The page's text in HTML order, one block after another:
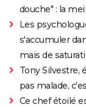
douche" : la
Les
s'accumuler
mais de
Tony Silvestre,
pas malade,
Ce chef étoilé